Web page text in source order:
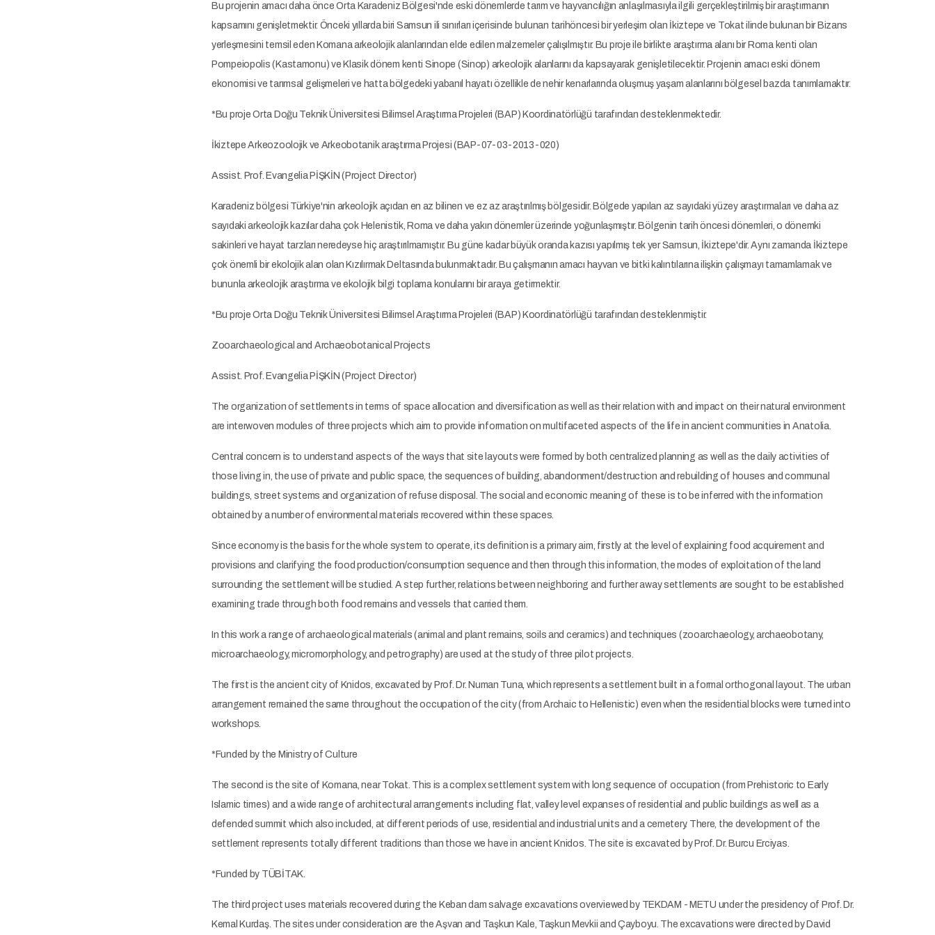
Bu projenin amacı daha önce Orta Karadeniz Bölgesi'nde eski dönemlerde tarım ve hayvancılığın anlaşılmasıyla ilgili gerçekleştirilmiş bir araştırmanın
kapsamını genişletmektir. Önceki yıllarda biri Samsun ili sınırları içerisinde bulunan tarihöncesi bir yerleşim olan İkiztepe ve Tokat ilinde bulunan bir Bizans
yerleşmesini temsil eden Komana arkeolojik alanlarından elde edilen malzemeler çalışılmıştır. Bu proje ile birlikte araştırma alanı bir Roma kenti olan
Pompeiopolis (Kastamonu) ve Klasik dönem kenti Sinope (Sinop) arkeolojik alanlarını da kapsayarak genişletilecektir. Projenin amacı eski dönem
ekonomisi ve tarımsal gelişmeleri ve hatta bölgedeki yabanıl hayatı özellikle de nehir kenarlarında oluşmuş yaşam alanlarını bölgesel bazda tanımlamaktır.
*Bu proje Orta Doğu Teknik Üniversitesi Bilimsel Araştırma Projeleri (BAP) Koordinatörlüğü tarafından desteklenmektedir.
İkiztepe Arkeozoolojik ve Arkeobotanik araştırma Projesi (BAP-07-03-2013-020)
Assist. Prof. Evangelia PİŞKİN (Project Director)
Karadeniz bölgesi Türkiye'nin arkeolojik açıdan en az bilinen ve ez az araştırılmış bölgesidir. Bölgede yapılan az sayıdaki yüzey araştırmaları ve daha az
sayıdaki arkeolojik kazılar daha çok Helenistik, Roma ve daha yakın dönemler üzerinde yoğunlaşmıştır. Bölgenin tarih öncesi dönemleri, o dönemki
sakinleri ve hayat tarzları neredeyse hiç araştırılmamıştır. Bu güne kadar büyük oranda kazısı yapılmış tek yer Samsun, İkiztepe'dir. Aynı zamanda İkiztepe
çok önemli bir ekolojik alan olan Kızılırmak Deltasında bulunmaktadır. Bu çalışmanın amacı hayvan ve bitki kalıntılarına ilişkin çalışmayı tamamlamak ve
bununla arkeolojik araştırma ve ekolojik bilgi toplama konularını bir araya getirmektir.
*Bu proje Orta Doğu Teknik Üniversitesi Bilimsel Araştırma Projeleri (BAP) Koordinatörlüğü tarafından desteklenmiştir.
Zooarchaeological and Archaeobotanical Projects
Assist. Prof. Evangelia PİŞKİN (Project Director)
The organization of settlements in terms of space allocation and diversification as well as their relation with and impact on their natural environment
are interwoven modules of three projects which aim to provide information on multifaceted aspects of the life in ancient communities in Anatolia.
Central concern is to understand aspects of the ways that site layouts were formed by both centralized planning as well as the daily activities of
those living in, the use of private and public space, the sequences of building, abandonment/destruction and rebuilding of houses and communal
buildings, street systems and organization of refuse disposal. The social and economic meaning of these is to be inferred with the information
obtained by a number of environmental materials recovered within these spaces.
Since economy is the basis for the whole system to operate, its definition is a primary aim, firstly at the level of explaining food acquirement and
provisions and clarifying the food production/consumption sequence and then through this information, the modes of exploitation of the land
surrounding the settlement will be studied. A step further, relations between neighboring and further away settlements are sought to be established
examining trade through both food remains and vessels that carried them.
In this work a range of archaeological materials (animal and plant remains, soils and ceramics) and techniques (zooarchaeology, archaeobotany,
microarchaeology, micromorphology, and petrography) are used at the study of three pilot projects.
The first is the ancient city of Knidos, excavated by Prof. Dr. Numan Tuna, which represents a settlement built in a formal orthogonal layout. The urban
arrangement remained the same throughout the occupation of the city (from Archaic to Hellenistic) even when the residential blocks were turned into
workshops.
*Funded by the Ministry of Culture
The second is the site of Komana, near Tokat. This is a complex settlement system with long sequence of occupation (from Prehistoric to Early
Islamic times) and a wide range of architectural arrangements including flat, valley level expanses of residential and public buildings as well as a
defended summit which also included, at different periods of use, residential and industrial units and a cemetery. There, the development of the
settlement represents totally different traditions than those we have in ancient Knidos. The site is excavated by Prof. Dr. Burcu Erciyas.
*Funded by TÜBİTAK.
The third project uses materials recovered during the Keban dam salvage excavations overviewed by TEKDAM - METU under the presidency of Prof. Dr.
Kemal Kurdaş. The sites under consideration are the Aşvan and Taşkun Kale, Taşkun Mevkii and Çayboyu. The excavations were directed by David